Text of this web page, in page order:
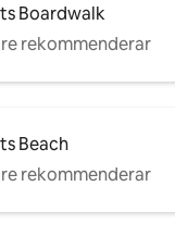
Boardwalk
rekommenderar
Beach
rekommenderar